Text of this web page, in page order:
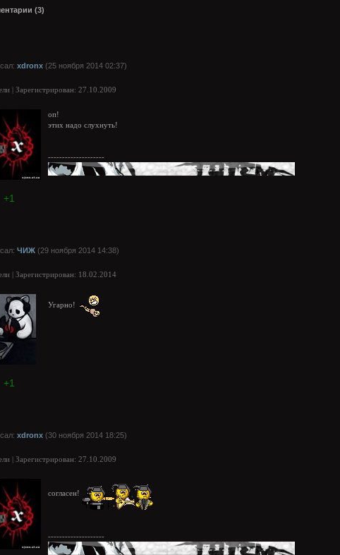
(3)
xdronx (25 ноября 2014 02:37)
| Зарегистрирован: 27.10.2009
оп!
этих надо слухнуть!
--------------------
+1
ЧИЖ (29 ноября 2014 14:38)
| Зарегистрирован: 18.02.2014
Угарно!
+1
xdronx (30 ноября 2014 18:25)
| Зарегистрирован: 27.10.2009
согласен!
--------------------